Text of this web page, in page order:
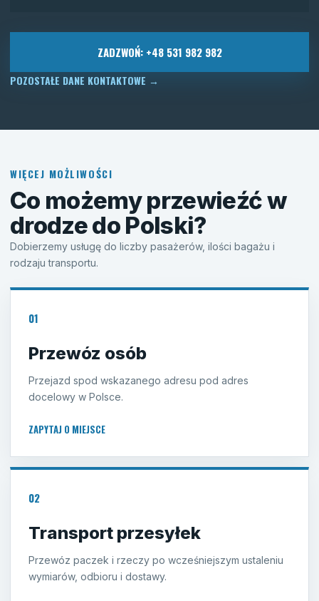
ZADZWOŃ: +48 531 982 982
POZOSTAŁE DANE KONTAKTOWE →
WIĘCEJ MOŻLIWOŚCI
Co możemy przewieźć w
drodze do Polski?
Dobierzemy usługę do liczby pasażerów, ilości bagażu i
rodzaju transportu.
01
Przewóz osób
Przejazd spod wskazanego adresu pod adres
docelowy w Polsce.
ZAPYTAJ O MIEJSCE
02
Transport przesyłek
Przewóz paczek i rzeczy po wcześniejszym ustaleniu
wymiarów, odbioru i dostawy.